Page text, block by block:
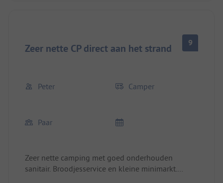
Zeer nette CP direct aan het strand 9
Peter Camper
Paar
Zeer nette camping met goed onderhouden
sanitair. Broodjesservice en kleine minimarkt.